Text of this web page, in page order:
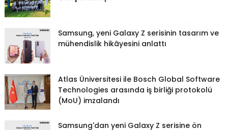
Samsung, yeni Galaxy Z serisinin tasarım ve
mühendislik hikâyesini anlattı
Atlas Üniversitesi ile Bosch Global Software
Technologies arasında iş birliği protokolü
(MoU) imzalandı
Samsung'dan yeni Galaxy Z serisine ön